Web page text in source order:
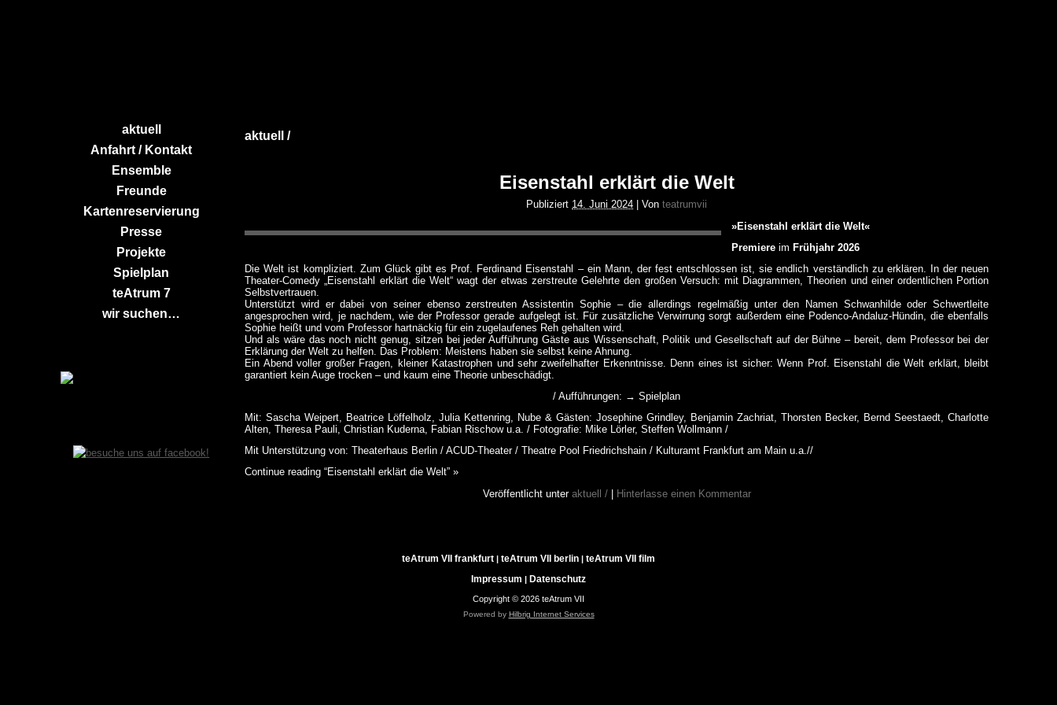
aktuell
Anfahrt / Kontakt
Ensemble
Freunde
Kartenreservierung
Presse
Projekte
Spielplan
teAtrum 7
wir suchen…
aktuell /
Eisenstahl erklärt die Welt
Publiziert 14. Juni 2024 |Von teatrumvii
»Eisenstahl erklärt die Welt«
Premiereim Frühjahr 2026
Die Welt ist kompliziert. Zum Glück gibt es Prof. Ferdinand Eisenstahl – ein Mann, der fest entschlossen ist, sie endlich verständlich zu erklären. In der neuen
Theater-Comedy „Eisenstahl erklärt die Welt“ wagt der etwas zerstreute Gelehrte den großen Versuch: mit Diagrammen, Theorien und einer ordentlichen Portion
Selbstvertrauen.
Unterstützt wird er dabei von seiner ebenso zerstreuten Assistentin Sophie – die allerdings regelmäßig unter den Namen Schwanhilde oder Schwertleite
angesprochen wird, je nachdem, wie der Professor gerade aufgelegt ist. Für zusätzliche Verwirrung sorgt außerdem eine Podenco-Andaluz-Hündin, die ebenfalls
Sophie heißt und vom Professor hartnäckig für ein zugelaufenes Reh gehalten wird.
Und als wäre das noch nicht genug, sitzen bei jeder Aufführung Gäste aus Wissenschaft, Politik und Gesellschaft auf der Bühne – bereit, dem Professor bei der
Erklärung der Welt zu helfen. Das Problem: Meistens haben sie selbst keine Ahnung.
Ein Abend voller großer Fragen, kleiner Katastrophen und sehr zweifelhafter Erkenntnisse. Denn eines ist sicher: Wenn Prof. Eisenstahl die Welt erklärt, bleibt
garantiert kein Auge trocken – und kaum eine Theorie unbeschädigt.
/ Aufführungen: → Spielplan
Mit: Sascha Weipert, Beatrice Löffelholz, Julia Kettenring, Nube & Gästen: Josephine Grindley, Benjamin Zachriat, Thorsten Becker, Bernd Seestaedt, Charlotte
Alten, Theresa Pauli, Christian Kuderna, Fabian Rischow u.a. / Fotografie: Mike Lörler, Steffen Wollmann /
Mit Unterstützung von: Theaterhaus Berlin / ACUD-Theater / Theatre Pool Friedrichshain / Kulturamt Frankfurt am Main u.a.//
Continue reading “Eisenstahl erklärt die Welt” »
Veröffentlicht unter aktuell /| Hinterlasse einen Kommentar
teAtrum VII frankfurt | teAtrum VII berlin | teAtrum VII film
Impressum | Datenschutz
Copyright © 2026 teAtrum VII
Powered by Hilbrig Internet Services